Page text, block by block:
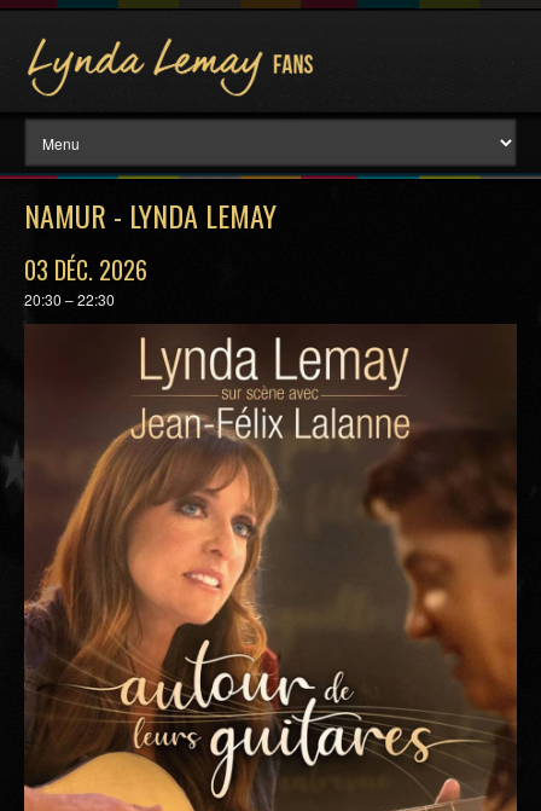
NAMUR - LYNDA LEMAY
03 DÉC. 2026
20:30 – 22:30